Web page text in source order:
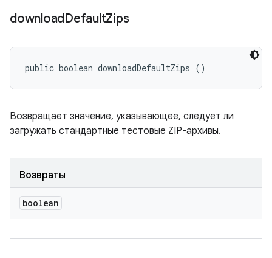
downloadDefaultZips
public boolean downloadDefaultZips ()
Возвращает значение, указывающее, следует ли
загружать стандартные тестовые ZIP-архивы.
Возвраты
boolean